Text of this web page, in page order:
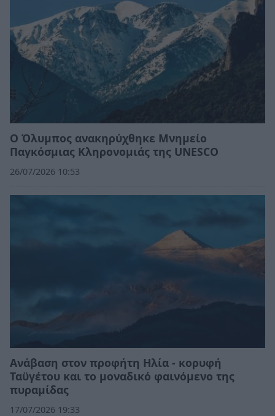
Ο Όλυμπος ανακηρύχθηκε Μνημείο
Παγκόσμιας Κληρονομιάς της UNESCO
26/07/2026 10:53
Ανάβαση στον προφήτη Ηλία - κορυφή
Ταϋγέτου και το μοναδικό φαινόμενο της
πυραμίδας
17/07/2026 19:33